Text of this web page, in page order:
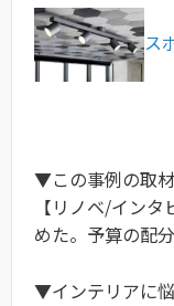
ス
▼この事例の取
【リノベ/イン
めた。予算の配
▼インテリアに